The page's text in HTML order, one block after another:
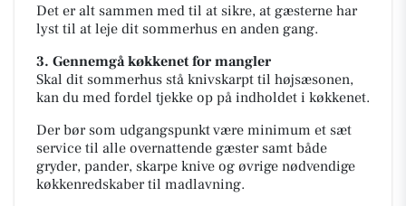
Det er alt sammen med til at sikre, at gæsterne har
lyst til at leje dit sommerhus en anden gang.
3. Gennemgå køkkenet for mangler
Skal dit sommerhus stå knivskarpt til højsæsonen,
kan du med fordel tjekke op på indholdet i køkkenet.
Der bør som udgangspunkt være minimum et sæt
service til alle overnattende gæster samt både
gryder, pander, skarpe knive og øvrige nødvendige
køkkenredskaber til madlavning.